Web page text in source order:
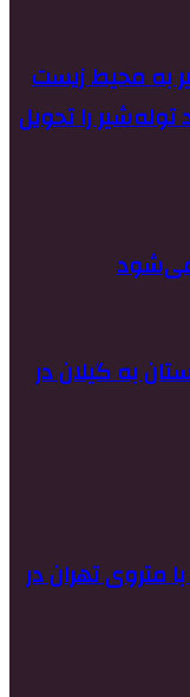
به محیط زیست
را تحویل
می‌شود
امداد و نجات ۶ استان به گیلان در
مسافر با متروی تهران در